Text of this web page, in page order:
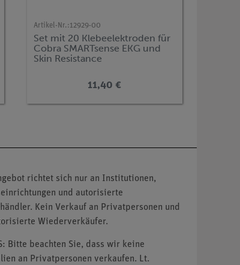
Artikel-Nr.:12929-00
Set mit 20 Klebeelektroden für
Cobra SMARTsense EKG und
Skin Resistance
11,40 €
richtet sich nur an Institutionen,
und autorisierte
Kein Verkauf an Privatpersonen und
Wiederverkäufer.
Bitte beachten Sie, dass wir keine
an Privatpersonen verkaufen. Lt.